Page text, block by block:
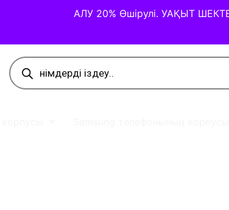
АЛУ 20% Өшірулі. УАҚЫТ